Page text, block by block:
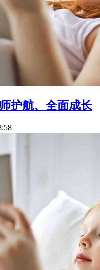
护航、全面成长